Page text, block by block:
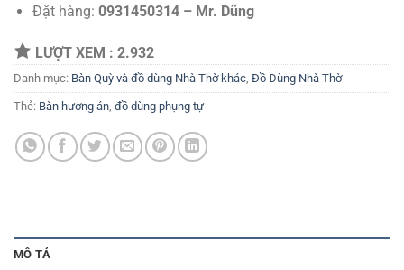
Đặt hàng: 0931450314 – Mr. Dũng
LƯỢT XEM : 2.932
Danh mục: Bàn Quỳ và đồ dùng Nhà Thờ khác, Đồ Dùng Nhà Thờ
Thẻ: Bàn hương án, đồ dùng phụng tự
MÔ TẢ